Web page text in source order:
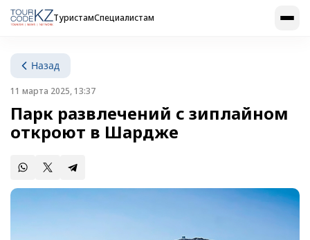
ТуристамСпециалистам
Назад
11 марта 2025, 13:37
Парк развлечений с зиплайном
откроют в Шардже